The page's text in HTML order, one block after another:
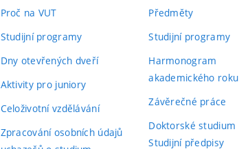
Proč na VUT
Studijní programy
Dny otevřených dveří
Aktivity pro juniory
Celoživotní vzdělávání
Zpracování osobních údajů
Předměty
Studijní programy
Harmonogram
akademického roku
Závěrečné práce
Doktorské studium
Studijní předpisy